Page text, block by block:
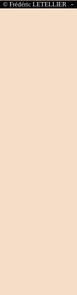
© Frédéric LETELLIER -